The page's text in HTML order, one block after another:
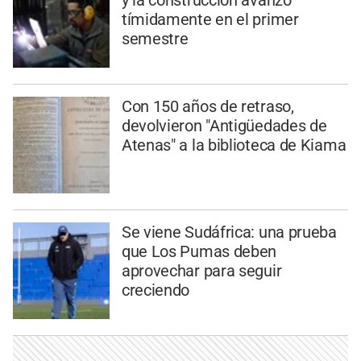
tímidamente en el primer
semestre
Con 150 años de retraso,
devolvieron "Antigüedades de
Atenas" a la biblioteca de Kiama
Se viene Sudáfrica: una prueba
que Los Pumas deben
aprovechar para seguir
creciendo